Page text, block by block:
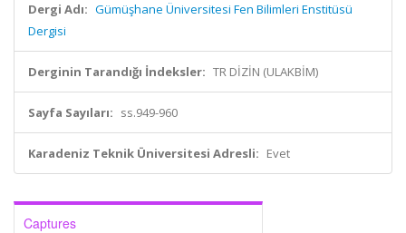
Dergi Adı: Gümüşhane Üniversitesi Fen Bilimleri Enstitüsü
Dergisi
Derginin Tarandığı İndeksler: TR DİZİN (ULAKBİM)
Sayfa Sayıları: ss.949-960
Karadeniz Teknik Üniversitesi Adresli: Evet
Captures